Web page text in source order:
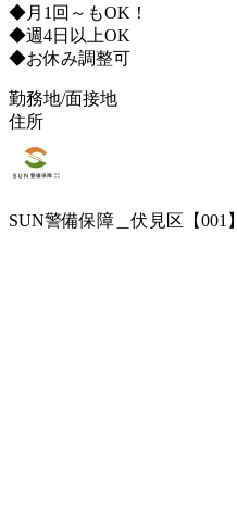
◆月1回～もOK！
◆週4日以上OK
◆お休み調整可
勤務地/面接地
住所
SUN警備保障＿伏見区【001】